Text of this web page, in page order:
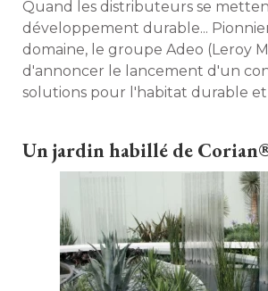
Quand les distributeurs se
développement durable...
domaine, le groupe Adeo (Leroy
d'annoncer le lancement d'un
solutions pour l'habitat durable
solutions... Kabane, késako ?
Un jardin habillé de